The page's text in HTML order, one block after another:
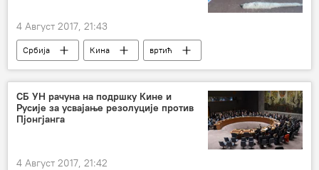
4 Август 2017, 21:43
Србија Кина
вртић
Друштво
протеривање
СБ УН рачуна на подршку Кине и
Русије за усвајање резолуције против
Пјонгјанга
4 Август 2017, 21:42